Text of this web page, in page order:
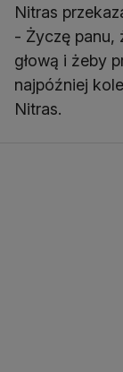
Nitras
- Życzę panu,
głową i żeby
najpóźniej
Nitras.